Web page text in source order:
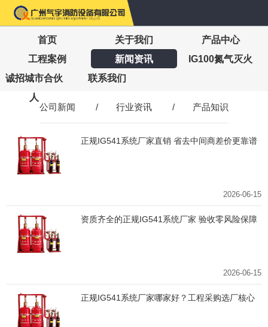
首页 关于我们
产品中心
工程案例
新闻资讯
IG100氮气灭火
诚招城市合伙
人
联系我们
公司新闻 / 行业资讯 / 产品知识
正规IG541系统厂家直销 省去中间商差价更靠谱
2026-06-15
资质齐全的正规IG541系统厂家 验收零风险保障
2026-06-15
正规IG541系统厂家哪家好？工程采购选厂核心